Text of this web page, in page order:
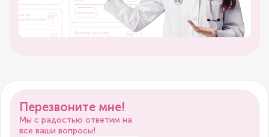
Перезвоните мне!
Мы с радостью ответим на
все ваши вопросы!